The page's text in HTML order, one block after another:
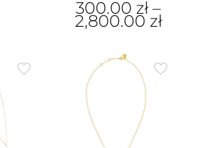
300.00 zł –
2,800.00 zł
ma
wiele
wariantów.
można
wybrać